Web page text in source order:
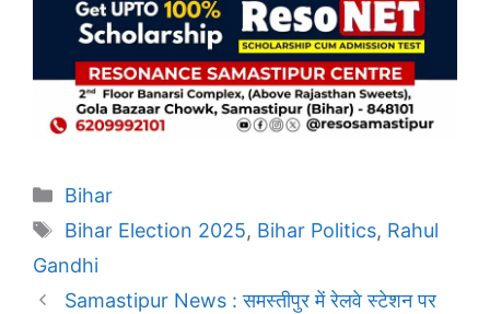
Categories
Bihar
Tags
Bihar Election 2025, Bihar Politics, Rahul
Gandhi
Samastipur News : समस्तीपुर में रेलवे स्टेशन पर